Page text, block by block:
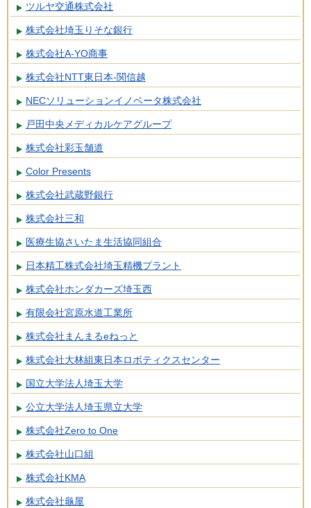
ツルヤ交通株式会社
株式会社埼玉りそな銀行
株式会社A-YO商事
株式会社NTT東日本-関信越
NECソリューションイノベータ株式会社
戸田中央メディカルケアグループ
株式会社彩玉舗道
Color Presents
株式会社武蔵野銀行
株式会社三和
医療生協さいたま生活協同組合
日本精工株式会社埼玉精機プラント
株式会社ホンダカーズ埼玉西
有限会社宮原水道工業所
株式会社まんまるeねっと
株式会社大林組東日本ロボティクスセンター
国立大学法人埼玉大学
公立大学法人埼玉県立大学
株式会社Zero to One
株式会社山口組
株式会社KMA
株式会社龜屋